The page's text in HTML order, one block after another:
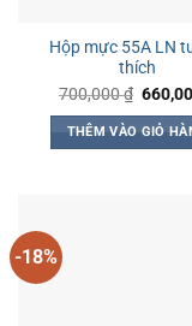
Hộp mực 55A LN
thích
700,000₫ Giá
là:
THÊM VÀO GIỎ
-18%